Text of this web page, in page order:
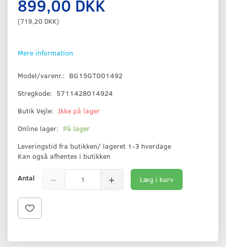
899,00 DKK
(719,20 DKK)
Mere information
Model/varenr.: BG15GT001492
Stregkode: 5711428014924
Butik Vejle: Ikke på lager
Online lager: På lager
Leveringstid fra butikken/ lageret 1-3 hverdage
Kan også afhentes i butikken
Antal Læg i kurv